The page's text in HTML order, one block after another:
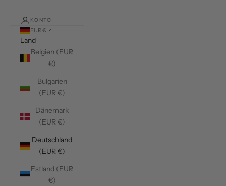
KONTO
EUR €
Land
Belgien (EUR
€)
Bulgarien
(EUR €)
Dänemark
(EUR €)
Deutschland
(EUR €)
Estland (EUR
€)